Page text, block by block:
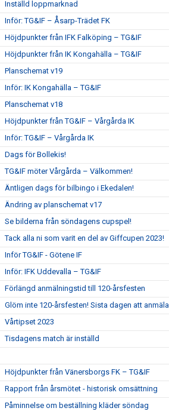
Inställd loppmarknad
Inför: TG&IF – Åsarp-Trädet FK
Höjdpunkter från IFK Falköping – TG&IF
Höjdpunkter från IK Kongahälla – TG&IF
Planschemat v19
Inför: IK Kongahälla – TG&IF
Planschemat v18
Höjdpunkter från TG&IF – Vårgårda IK
Inför: TG&IF – Vårgårda IK
Dags för Bollekis!
TG&IF möter Vårgårda – Välkommen!
Äntligen dags för bilbingo i Ekedalen!
Ändring av planschemat v17
Se bilderna från söndagens cupspel!
Tack alla ni som varit en del av Giffcupen 2023!
Inför TG&IF - Götene IF
Inför: IFK Uddevalla – TG&IF
Förlängd anmälningstid till 120-årsfesten
Glöm inte 120-årsfesten! Sista dagen att anmäla
Vårtipset 2023
Tisdagens match är inställd
Höjdpunkter från Vänersborgs FK – TG&IF
Rapport från årsmötet - historisk omsättning
Påminnelse om beställning kläder söndag